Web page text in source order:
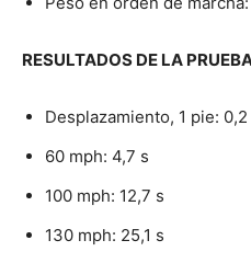
RESULTADOS DE LA
Desplazamiento, 1 pie: 0,2
60 mph: 4,7 s
100 mph: 12,7 s
130 mph: 25,1 s